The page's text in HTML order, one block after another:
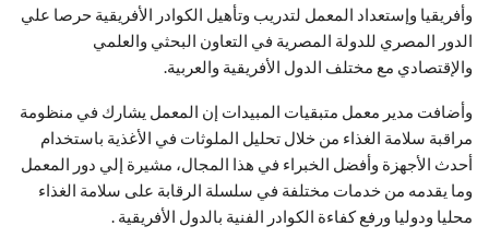
وأفريقيا وإستعداد المعمل لتدريب وتأهيل الكوادر الأفريقية حرصا علي
الدور المصري للدولة المصرية في التعاون البحثي والعلمي
والإقتصادي مع مختلف الدول الأفريقية والعربية.
وأضافت مدير معمل متبقيات المبيدات إن المعمل يشارك في منظومة
مراقبة سلامة الغذاء من خلال تحليل الملوثات في الأغذية باستخدام
أحدث الأجهزة وأفضل الخبراء في هذا المجال، مشيرة إلي دور المعمل
وما يقدمه من خدمات مختلفة في سلسلة الرقابة على سلامة الغذاء
محليا ودوليا ورفع كفاءة الكوادر الفنية بالدول الأفريقية .